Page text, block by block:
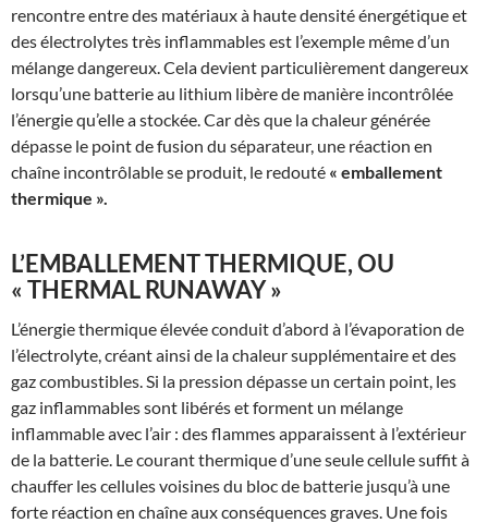
rencontre entre des matériaux à haute densité énergétique et
des électrolytes très inflammables est l’exemple même d’un
mélange dangereux. Cela devient particulièrement dangereux
lorsqu’une batterie au lithium libère de manière incontrôlée
l’énergie qu’elle a stockée. Car dès que la chaleur générée
dépasse le point de fusion du séparateur, une réaction en
chaîne incontrôlable se produit, le redouté « emballement
thermique ».
L’EMBALLEMENT THERMIQUE, OU
« THERMAL RUNAWAY »
L’énergie thermique élevée conduit d’abord à l’évaporation de
l’électrolyte, créant ainsi de la chaleur supplémentaire et des
gaz combustibles. Si la pression dépasse un certain point, les
gaz inflammables sont libérés et forment un mélange
inflammable avec l’air : des flammes apparaissent à l’extérieur
de la batterie. Le courant thermique d’une seule cellule suffit à
chauffer les cellules voisines du bloc de batterie jusqu’à une
forte réaction en chaîne aux conséquences graves. Une fois